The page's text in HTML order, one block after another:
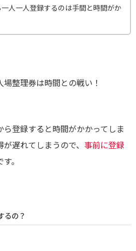
人一人登録するのは手間と時間がか
整理券は時間との戦い！
ら登録すると時間がかかってしま
遅れてしまうので、 事前に登録
す。
るの？